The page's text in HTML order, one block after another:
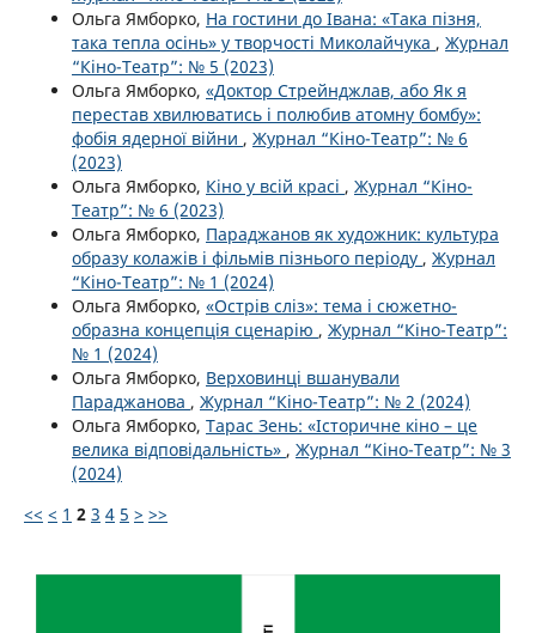
Ольга Ямборко, На гостини до Івана: «Така пізня,
така тепла осінь» у творчості Миколайчука , Журнал
“Кіно-Театр”: № 5 (2023)
Ольга Ямборко, «Доктор Стрейнджлав, або Як я
перестав хвилюватись і полюбив атомну бомбу»:
фобія ядерної війни , Журнал “Кіно-Театр”: № 6
(2023)
Ольга Ямборко, Кіно у всій красі , Журнал “Кіно-
Театр”: № 6 (2023)
Ольга Ямборко, Параджанов як художник: культура
образу колажів і фільмів пізнього періоду , Журнал
“Кіно-Театр”: № 1 (2024)
Ольга Ямборко, «Острів сліз»: тема і сюжетно-
образна концепція сценарію , Журнал “Кіно-Театр”:
№ 1 (2024)
Ольга Ямборко, Верховинці вшанували
Параджанова , Журнал “Кіно-Театр”: № 2 (2024)
Ольга Ямборко, Тарас Зень: «Історичне кіно – це
велика відповідальність» , Журнал “Кіно-Театр”: № 3
(2024)
<< < 1 2 3 4 5 > >>